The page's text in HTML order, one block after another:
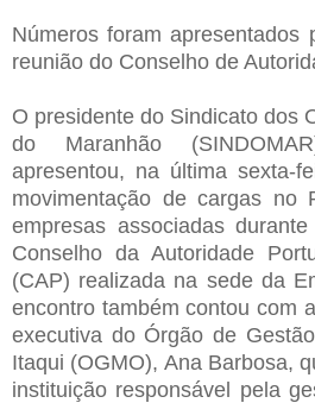
Números foram apresentados
reunião do Conselho de
O presidente do Sindicato dos
do Maranhão
apresentou, na última sexta-
movimentação de cargas no
empresas associadas
Conselho da Autoridade
(CAP) realizada na sede da
encontro também contou com
executiva do Órgão de
Itaqui (OGMO), Ana Barbosa,
instituição responsável pela